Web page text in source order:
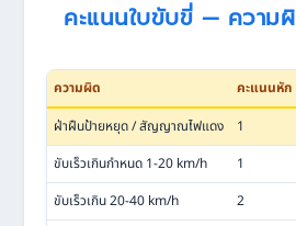
คะแนนใบขับขี่ — ความ
ความผิด คะแนนหัก
ฝ่าฝืนป้ายหยุด / สัญญาณไฟแดง
1
ขับเร็วเกินกำหนด 1-20 km/h
1
ขับเร็วเกิน 20-40 km/h
2